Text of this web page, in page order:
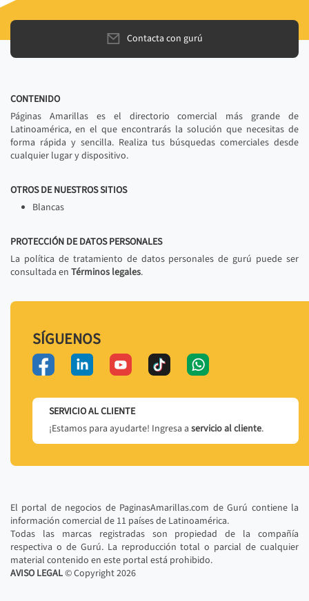
Contacta con gurú
CONTENIDO
Páginas Amarillas es el directorio comercial más grande de
Latinoamérica, en el que encontrarás la solución que necesitas de
forma rápida y sencilla. Realiza tus búsquedas comerciales desde
cualquier lugar y dispositivo.
OTROS DE NUESTROS SITIOS
Blancas
PROTECCIÓN DE DATOS PERSONALES
La política de tratamiento de datos personales de gurú puede ser
consultada en Términos legales.
SÍGUENOS
SERVICIO AL CLIENTE
¡Estamos para ayudarte! Ingresa a servicio al cliente.
El portal de negocios de PaginasAmarillas.com de Gurú contiene la
información comercial de 11 países de Latinoamérica.
Todas las marcas registradas son propiedad de la compañía
respectiva o de Gurú. La reproducción total o parcial de cualquier
material contenido en este portal está prohibido.
AVISO LEGAL© Copyright2026